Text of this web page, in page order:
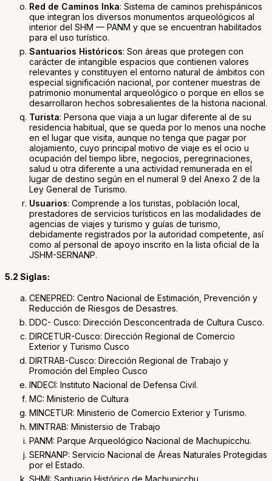
Red de Caminos Inka: Sistema de caminos prehispánicos
que integran los diversos monumentos arqueológicos al
interior del SHM — PANM y que se encuentran habilitados
para el uso turístico.
Santuarios Históricos: Son áreas que protegen con
carácter de intangible espacios que contienen valores
relevantes y constituyen el entorno natural de ámbitos con
especial significación nacional, por contener muestras de
patrimonio monumental arqueológico o porque en ellos se
desarrollaron hechos sobresalientes de la historia nacional.
Turista: Persona que viaja a un lugar diferente al de su
residencia habitual, que se queda por lo menos una noche
en el lugar que visita, aunque no tenga que pagar por
alojamiento, cuyo principal motivo de viaje es el ocio u
ocupación del tiempo libre, negocios, peregrinaciones,
salud u otra diferente a una actividad remunerada en el
lugar de destino según en el numeral 9 del Anexo 2 de la
Ley General de Turismo.
Usuarios: Comprende a los turistas, población local,
prestadores de servicios turísticos en las modalidades de
agencias de viajes y turismo y guías de turismo,
debidamente registrados por la autoridad competente, así
como al personal de apoyo inscrito en la lista oficial de la
JSHM-SERNANP.
5.2 Siglas:
CENEPRED: Centro Nacional de Estimación, Prevención y
Reducción de Riesgos de Desastres.
DDC- Cusco: Dirección Desconcentrada de Cultura Cusco.
DIRCETUR-Cusco: Dirección Regional de Comercio
Exterior y Turismo Cusco
DIRTRAB-Cusco: Dirección Regional de Trabajo y
Promoción del Empleo Cusco
INDECI: Instituto Nacional de Defensa Civil.
MC: Ministerio de Cultura
MINCETUR: Ministerio de Comercio Exterior y Turismo.
MINTRAB: Ministersio de Trabajo
PANM: Parque Arqueológico Nacional de Machupicchu.
SERNANP: Servicio Nacional de Áreas Naturales Protegidas
por el Estado.